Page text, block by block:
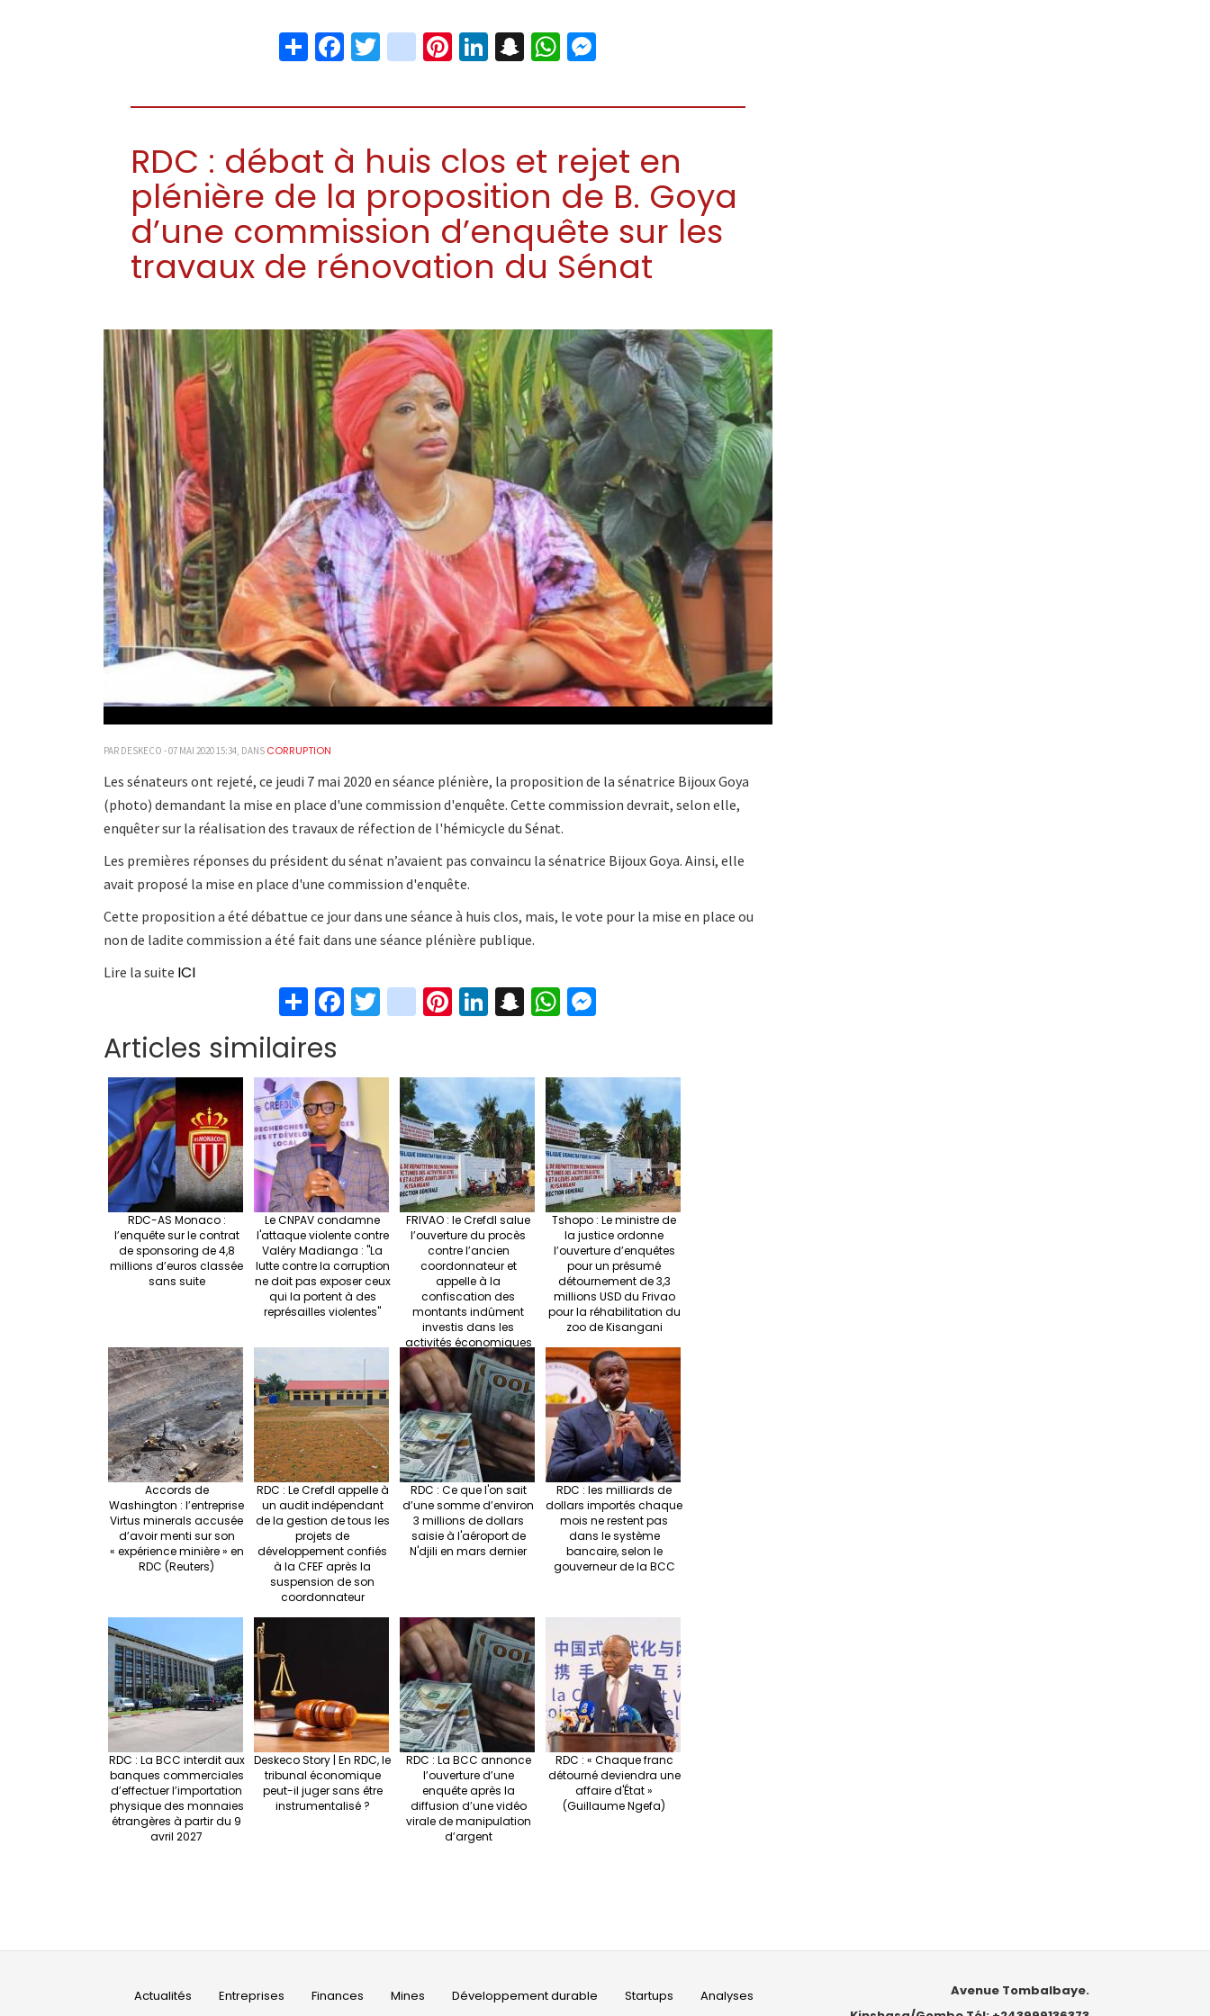
ShareFacebook
Twitter
instagram
Pinterest
LinkedIn
Snapchat
WhatsApp
RDC : débat à huis clos et rejet en
plénière de la proposition de B. Goya
d’une commission d’enquête sur les
travaux de rénovation du Sénat
PAR DESKECO - 07 MAI 2020 15:34, DANS CORRUPTION
Les sénateurs ont rejeté, ce jeudi 7 mai 2020 en séance plénière, la proposition de la sénatrice Bijoux Goya
(photo) demandant la mise en place d'une commission d'enquête. Cette commission devrait, selon elle,
enquêter sur la réalisation des travaux de réfection de l'hémicycle du Sénat.
Les premières réponses du président du sénat n’avaient pas convaincu la sénatrice Bijoux Goya. Ainsi, elle
avait proposé la mise en place d'une commission d'enquête.
Cette proposition a été débattue ce jour dans une séance à huis clos, mais, le vote pour la mise en place ou
non de ladite commission a été fait dans une séance plénière publique.
Lire la suite ICI
S
h
ar
e
Fa
ce
o
o
k
T
wi
er
in
st
ra
m
Pi
nt
es
t
Li
n
dI
n
S
n
pc
h
at
W
h
sA
p
p
n
ge
r
Articles similaires
RDC-AS Monaco :
l’enquête sur le contrat
de sponsoring de 4,8
millions d’euros classée
sans suite
Le CNPAV condamne
l'attaque violente contre
Valéry Madianga : "La
lutte contre la corruption
ne doit pas exposer ceux
qui la portent à des
représailles violentes"
FRIVAO : le Crefdl salue
l’ouverture du procès
contre l’ancien
coordonnateur et
appelle à la
confiscation des
montants indûment
investis dans les
activités économiques
Tshopo : Le ministre de
la justice ordonne
l’ouverture d’enquêtes
pour un présumé
détournement de 3,3
millions USD du Frivao
pour la réhabilitation du
zoo de Kisangani
Accords de
Washington : l’entreprise
Virtus minerals accusée
d’avoir menti sur son
« expérience minière » en
RDC (Reuters)
RDC : Le Crefdl appelle à
un audit indépendant
de la gestion de tous les
projets de
développement confiés
à la CFEF après la
suspension de son
coordonnateur
RDC : Ce que l'on sait
d’une somme d’environ
3 millions de dollars
saisie à l'aéroport de
N'djili en mars dernier
RDC : les milliards de
dollars importés chaque
mois ne restent pas
dans le système
bancaire, selon le
gouverneur de la BCC
RDC : La BCC interdit aux
banques commerciales
d’effectuer l’importation
physique des monnaies
étrangères à partir du 9
avril 2027
Deskeco Story | En RDC, le
tribunal économique
peut-il juger sans être
instrumentalisé ?
RDC : La BCC annonce
l’ouverture d’une
enquête après la
diffusion d’une vidéo
virale de manipulation
d’argent
RDC : « Chaque franc
détourné deviendra une
affaire d'État »
(Guillaume Ngefa)
Main
Actualités Entreprises Finances Mines Développement durable Startups
Analyses
Avenue Tombalbaye.